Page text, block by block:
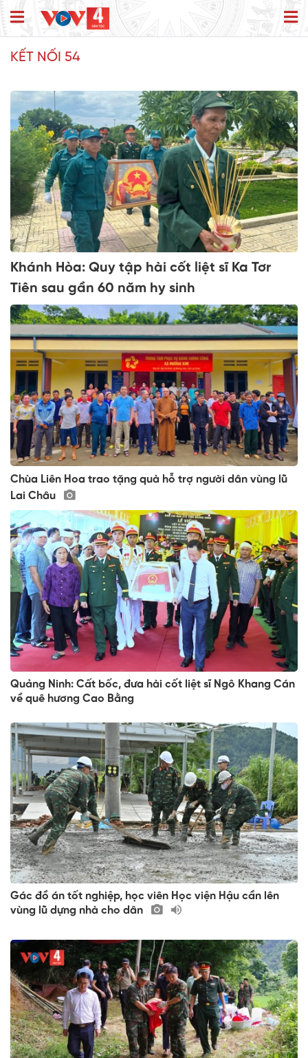
KẾT NỐI 54
Khánh Hòa: Quy tập hài cốt liệt sĩ Ka Tơr
Tiên sau gần 60 năm hy sinh
Chùa Liên Hoa trao tặng quà hỗ trợ người dân vùng lũ
Lai Châu
Quảng Ninh: Cất bốc, đưa hài cốt liệt sĩ Ngô Khang Cán
về quê hương Cao Bằng
Gác đồ án tốt nghiệp, học viên Học viện Hậu cần lên
vùng lũ dựng nhà cho dân